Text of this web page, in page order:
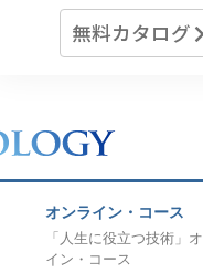
無料カタログ
オンライン・コース
「人生に役立つ技術」
イン・コース